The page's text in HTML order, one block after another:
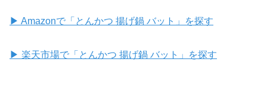
▶ Amazonで「とんかつ 揚げ鍋 バット」を探す
▶ 楽天市場で「とんかつ 揚げ鍋 バット」を探す